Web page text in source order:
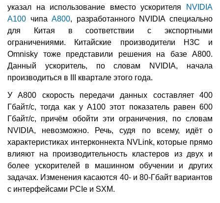
указал на использование вместо ускорителя
NVIDIA
A100 чипаA800, разработанного NVIDIA специально
для Китая в соответствии с экспортными
ограничениями. Китайские производители H3C и
Omnisky тоже представили решения на базе A800.
Данный ускоритель, по словам NVIDIA, начала
производиться в III квартале этого года.
У A800 скорость передачи данных составляет 400
Гбайт/с, тогда как у A100 этот показатель равен 600
Гбайт/с, причём обойти эти ограничения, по словам
NVIDIA, невозможно. Речь, судя по всему, идёт о
характеристиках интерконнекта NVLink, которые прямо
влияют на производительность кластеров из двух и
более ускорителей в машинном обучении и других
задачах. Изменения касаются 40- и 80-Гбайт вариантов
с интерфейсами PCIe и SXM.